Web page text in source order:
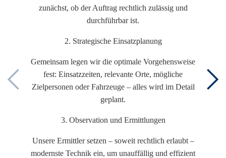
zunächst, ob der Auftrag rechtlich zulässig und
durchführbar ist.
2. Strategische Einsatzplanung
Gemeinsam legen wir die optimale Vorgehensweise
fest: Einsatzzeiten, relevante Orte, mögliche
Zielpersonen oder Fahrzeuge – alles wird im Detail
geplant.
3. Observation und Ermittlungen
Unsere Ermittler setzen – soweit rechtlich erlaubt –
modernste Technik ein, um unauffällig und effizient